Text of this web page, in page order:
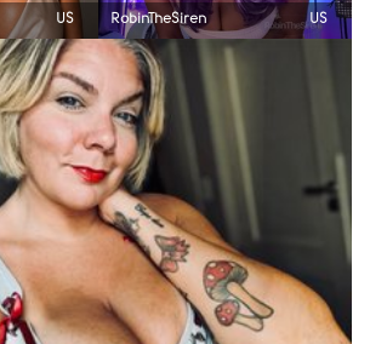
US RobinTheSiren US